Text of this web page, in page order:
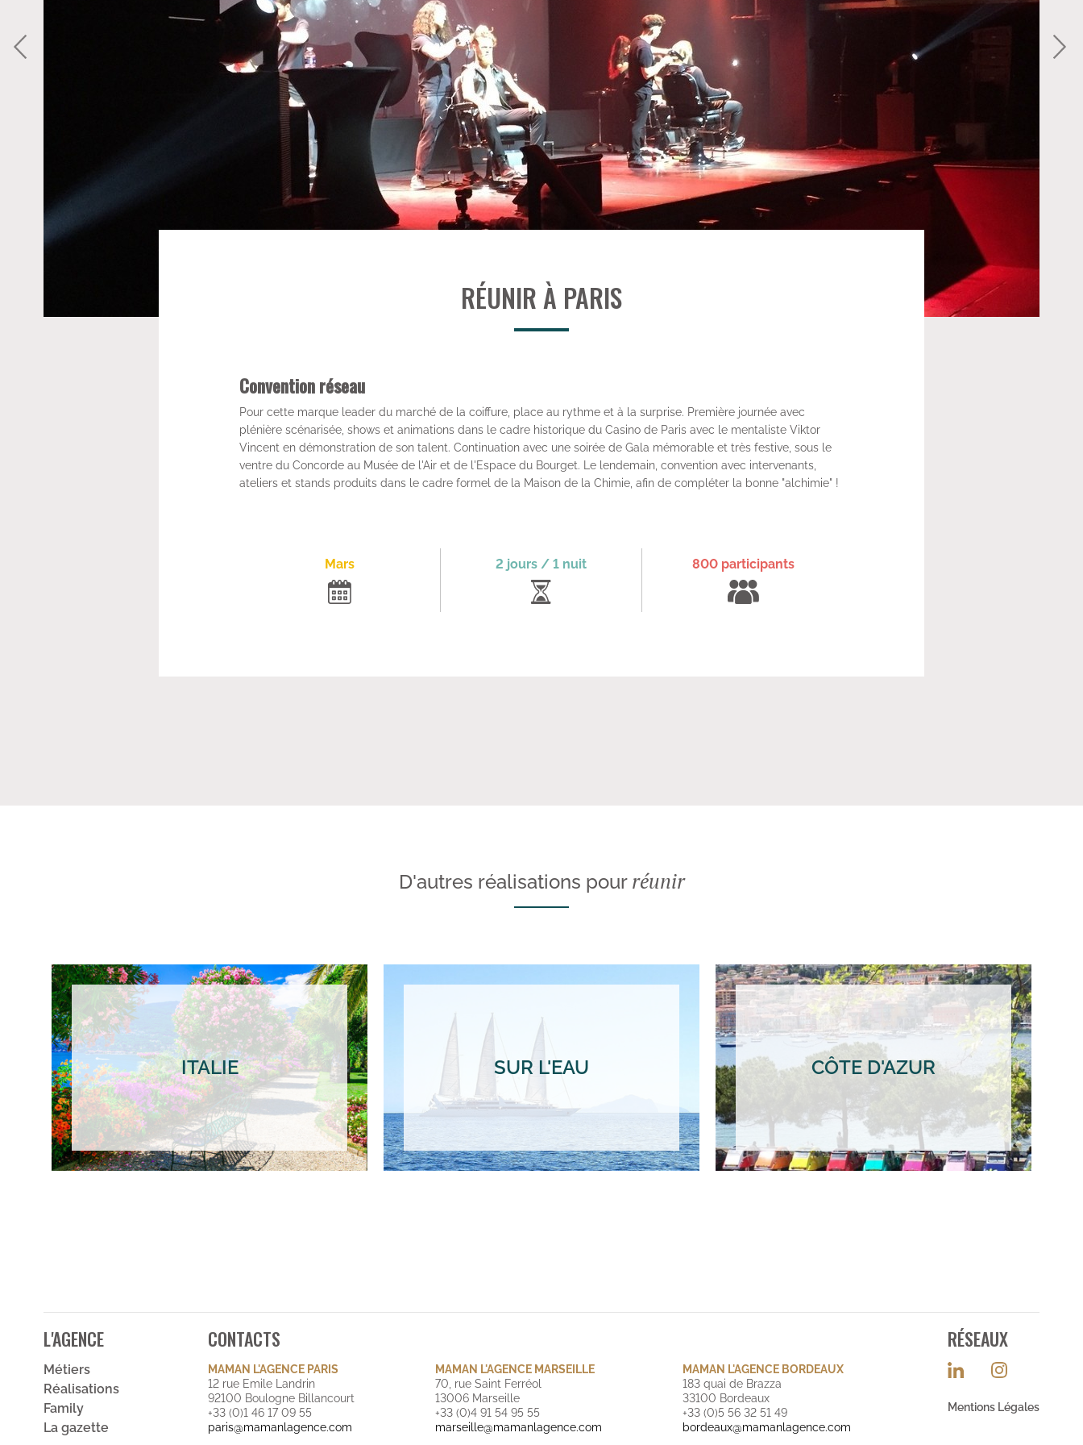
RÉUNIR À PARIS
Convention réseau
Pour cette marque leader du marché de la coiffure, place au rythme et à la surprise. Première journée avec
plénière scénarisée, shows et animations dans le cadre historique du Casino de Paris avec le mentaliste Viktor
Vincent en démonstration de son talent. Continuation avec une soirée de Gala mémorable et très festive, sous le
ventre du Concorde au Musée de l'Air et de l'Espace du Bourget. Le lendemain, convention avec intervenants,
ateliers et stands produits dans le cadre formel de la Maison de la Chimie, afin de compléter la bonne "alchimie" !
Mars 2 jours / 1 nuit 800 participants
D'autres réalisations pour réunir
ITALIE SUR L'EAU CÔTE D'AZUR
L'AGENCE
Métiers
Réalisations
Family
La gazette
CONTACTS
MAMAN L'AGENCE PARIS
12 rue Emile Landrin
92100 Boulogne Billancourt
+33 (0)1 46 17 09 55
paris@mamanlagence.com
MAMAN L'AGENCE MARSEILLE
70, rue Saint Ferréol
13006 Marseille
+33 (0)4 91 54 95 55
marseille@mamanlagence.com
MAMAN L'AGENCE BORDEAUX
183 quai de Brazza
33100 Bordeaux
+33 (0)5 56 32 51 49
bordeaux@mamanlagence.com
RÉSEAUX
Mentions Légales